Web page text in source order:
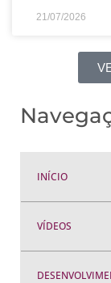
21/07/2026
INÍCIO
VÍDEOS